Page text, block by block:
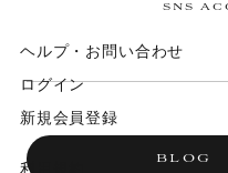
BLOG
ヘルプ・お問い合わせ
ログイン
新規会員登録
利用規約